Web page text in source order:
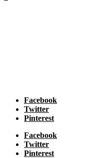
Facebook
Twitter
Pinterest
Facebook
Twitter
Pinterest